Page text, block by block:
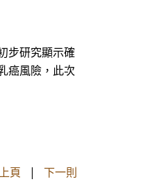
步研究顯示確
癌風險，此次
頁 | 下一則